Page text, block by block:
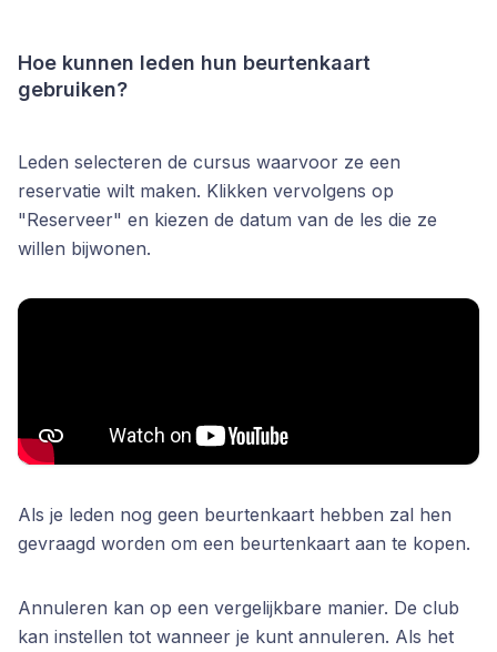
Hoe kunnen leden hun beurtenkaart
gebruiken?
Leden selecteren de cursus waarvoor ze een
reservatie wilt maken. Klikken vervolgens op
"Reserveer" en kiezen de datum van de les die ze
willen bijwonen.
Als je leden nog geen beurtenkaart hebben zal hen
gevraagd worden om een beurtenkaart aan te kopen.
Annuleren kan op een vergelijkbare manier. De club
kan instellen tot wanneer je kunt annuleren. Als het